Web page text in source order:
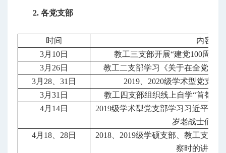
2. 各党支部
时间
内容
3月10日
教工三支部开展“建党100周年
3月26日
教工二支部学习《关于在全党开
3月28、31日
2019、2020级学术型党支部
3月31日
教工四支部组织线上自学“首都百
4月14日
2019级学术型党支部学习习近平给
岁老战士们的
4月18、28日
2018、2019级学硕支部、教工支部
察时的讲话精